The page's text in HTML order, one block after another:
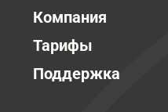
Компания
Тарифы
Поддержка